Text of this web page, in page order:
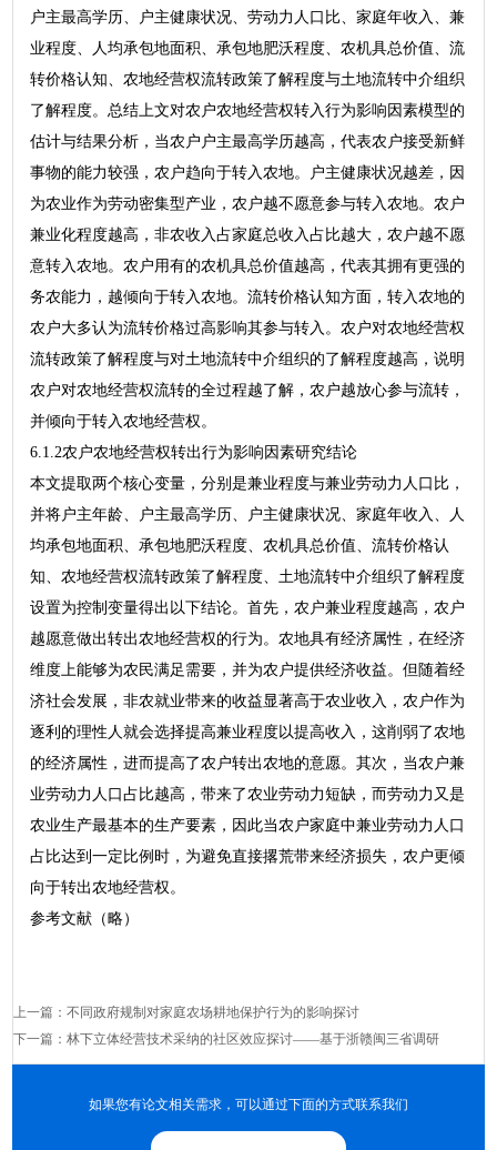
户主最高学历、户主健康状况、劳动力人口比、家庭年收入、兼
业程度、人均承包地面积、承包地肥沃程度、农机具总价值、流
转价格认知、农地经营权流转政策了解程度与土地流转中介组织
了解程度。总结上文对农户农地经营权转入行为影响因素模型的
估计与结果分析，当农户户主最高学历越高，代表农户接受新鲜
事物的能力较强，农户趋向于转入农地。户主健康状况越差，因
为农业作为劳动密集型产业，农户越不愿意参与转入农地。农户
兼业化程度越高，非农收入占家庭总收入占比越大，农户越不愿
意转入农地。农户用有的农机具总价值越高，代表其拥有更强的
务农能力，越倾向于转入农地。流转价格认知方面，转入农地的
农户大多认为流转价格过高影响其参与转入。农户对农地经营权
流转政策了解程度与对土地流转中介组织的了解程度越高，说明
农户对农地经营权流转的全过程越了解，农户越放心参与流转，
并倾向于转入农地经营权。
6.1.2农户农地经营权转出行为影响因素研究结论
本文提取两个核心变量，分别是兼业程度与兼业劳动力人口比，
并将户主年龄、户主最高学历、户主健康状况、家庭年收入、人
均承包地面积、承包地肥沃程度、农机具总价值、流转价格认
知、农地经营权流转政策了解程度、土地流转中介组织了解程度
设置为控制变量得出以下结论。首先，农户兼业程度越高，农户
越愿意做出转出农地经营权的行为。农地具有经济属性，在经济
维度上能够为农民满足需要，并为农户提供经济收益。但随着经
济社会发展，非农就业带来的收益显著高于农业收入，农户作为
逐利的理性人就会选择提高兼业程度以提高收入，这削弱了农地
的经济属性，进而提高了农户转出农地的意愿。其次，当农户兼
业劳动力人口占比越高，带来了农业劳动力短缺，而劳动力又是
农业生产最基本的生产要素，因此当农户家庭中兼业劳动力人口
占比达到一定比例时，为避免直接撂荒带来经济损失，农户更倾
向于转出农地经营权。
参考文献（略）
上一篇：不同政府规制对家庭农场耕地保护行为的影响探讨
下一篇：林下立体经营技术采纳的社区效应探讨——基于浙赣闽三省调研
如果您有论文相关需求，可以通过下面的方式联系我们